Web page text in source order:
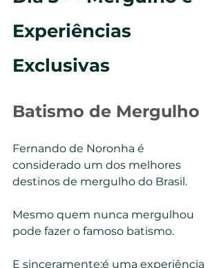
Experiências
Exclusivas
Batismo de Mergulho
Fernando de Noronha é
considerado um dos melhores
destinos de mergulho do Brasil.
Mesmo quem nunca mergulhou
pode fazer o famoso batismo.
E sinceramente:é uma experiência